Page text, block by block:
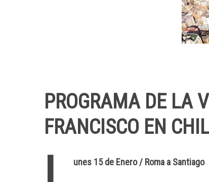
PROGRAMA DE LA
FRANCISCO EN
unes 15 de Enero / Roma a Santiago